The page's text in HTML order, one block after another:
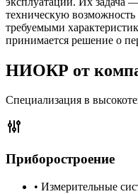
техническую возможность
требуемыми
принимается решение о
НИОКР от
Специализация в
Приборостроение
• Измерительные